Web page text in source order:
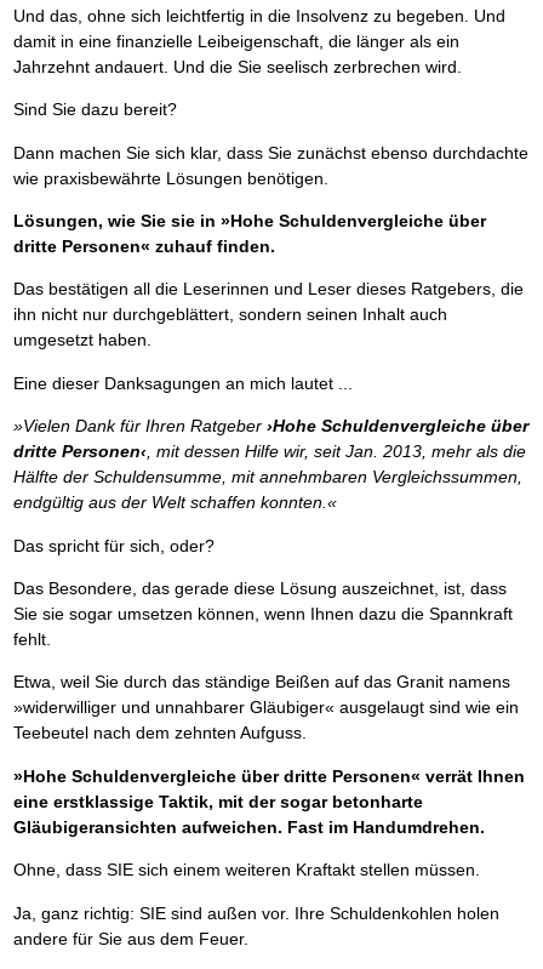
Und das, ohne sich leichtfertig in die Insolvenz zu begeben. Und
damit in eine finanzielle Leibeigenschaft, die länger als ein
Jahrzehnt andauert. Und die Sie seelisch zerbrechen wird.
Sind Sie dazu bereit?
Dann machen Sie sich klar, dass Sie zunächst ebenso durchdachte
wie praxisbewährte Lösungen benötigen.
Lösungen, wie Sie sie in »Hohe Schuldenvergleiche über
dritte Personen« zuhauf finden.
Das bestätigen all die Leserinnen und Leser dieses Ratgebers, die
ihn nicht nur durchgeblättert, sondern seinen Inhalt auch
umgesetzt haben.
Eine dieser Danksagungen an mich lautet ...
»Vielen Dank für Ihren Ratgeber ›Hohe Schuldenvergleiche über
dritte Personen‹, mit dessen Hilfe wir, seit Jan. 2013, mehr als die
Hälfte der Schuldensumme, mit annehmbaren Vergleichssummen,
endgültig aus der Welt schaffen konnten.«
Das spricht für sich, oder?
Das Besondere, das gerade diese Lösung auszeichnet, ist, dass
Sie sie sogar umsetzen können, wenn Ihnen dazu die Spannkraft
fehlt.
Etwa, weil Sie durch das ständige Beißen auf das Granit namens
»widerwilliger und unnahbarer Gläubiger« ausgelaugt sind wie ein
Teebeutel nach dem zehnten Aufguss.
»Hohe Schuldenvergleiche über dritte Personen« verrät Ihnen
eine erstklassige Taktik, mit der sogar betonharte
Gläubigeransichten aufweichen. Fast im Handumdrehen.
Ohne, dass SIE sich einem weiteren Kraftakt stellen müssen.
Ja, ganz richtig: SIE sind außen vor. Ihre Schuldenkohlen holen
andere für Sie aus dem Feuer.